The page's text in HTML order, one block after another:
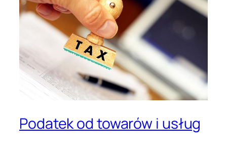
Podatek od towarów i usług